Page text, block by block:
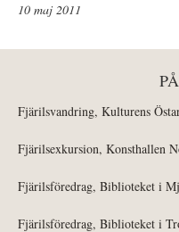
10 maj 2011
Fjärilsvandring, Kulturens
Fjärilsexkursion, Konsthallen
Fjärilsföredrag, Biblioteket i
Fjärilsföredrag, Biblioteket i